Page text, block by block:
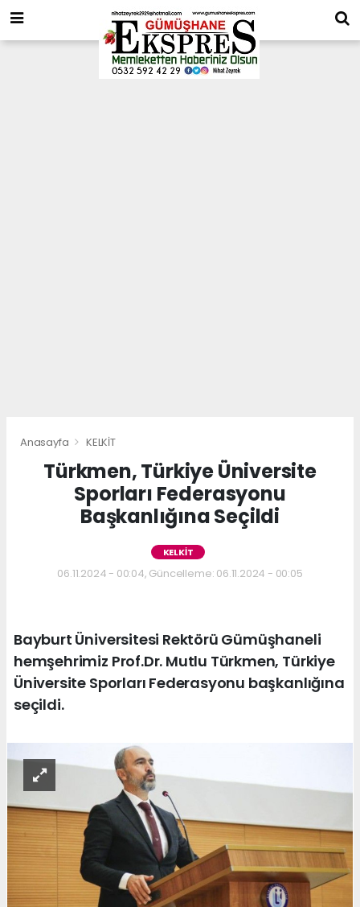
Anasayfa KELKİT
Türkmen, Türkiye Üniversite
Sporları Federasyonu
Başkanlığına Seçildi
KELKİT
06.11.2024 - 00:04, Güncelleme: 06.11.2024 - 00:05
Bayburt Üniversitesi Rektörü Gümüşhaneli
hemşehrimiz Prof.Dr. Mutlu Türkmen, Türkiye
Üniversite Sporları Federasyonu başkanlığına
seçildi.